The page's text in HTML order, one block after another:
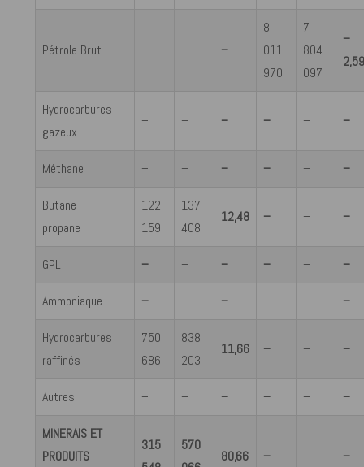
Pétrole Brut – – –
8
011
970
7
804
097
–
Hydrocarbures
gazeux
– – – – – –
Méthane – – – – – –
Butane –
propane
122
159
137
408
12,48 – – –
GPL – – – – – –
Ammoniaque – – – – – –
Hydrocarbures
raffinés
750
686
838
203
11,66 – – –
Autres – – – – – –
MINERAIS ET
PRODUITS
315
570
80,66 – – –